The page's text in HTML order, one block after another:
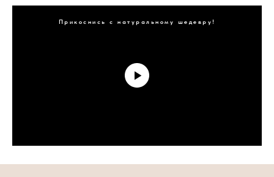
Прикоснись с натуральному шедевру!